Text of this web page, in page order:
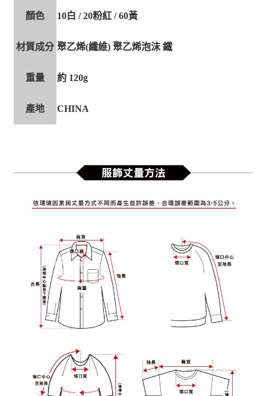
顏色 10白 / 20粉紅 / 60黃
材質成分 聚乙烯(纖維) 聚乙烯泡沫 鐵
重量 約 120g
產地 CHINA